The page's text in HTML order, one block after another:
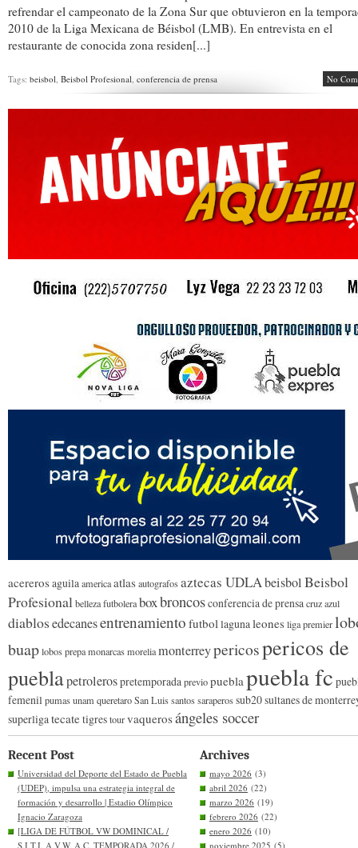
refrendar el campeonato de la Zona Sur que obtuvieron en la
2010 de la Liga Mexicana de Béisbol (LMB). En entrevista en el
restaurante de conocida zona residen[...]
Tags: beisbol, Beisbol Profesional, conferencia de prensa No
acererosaguilaamericaatlasautografosaztecas UDLAbeisbolBeisbol
Profesionalbelleza futboleraboxbroncosconferencia de prensacruz azul
diablosedecanesentrenamiento futbollagunaleonesliga premier
buaplobos prepamonarcas moreliamonterreypericospericos de
pueblapetrolerospretemporadapreviopueblapuebla fc
femenilpumas unam queretaroSan Luissantossaraperossub20sultanes de
superligatecatetigrestourvaquerosángeles soccer
Recent Post
Universidad del Deporte del Estado de Puebla
(UDEP), impulsa una estrategia integral de
formación y desarrollo | Estadio Olímpico
Ignacio Zaragoza
[LIGA DE FÚTBOL VW DOMINICAL /
S.I.T.I. A V.W. A.C. TEMPORADA 2026 /
Archives
mayo 2026 (3)
abril 2026 (22)
marzo 2026 (19)
febrero 2026 (22)
enero 2026 (10)
noviembre 2025 (5)